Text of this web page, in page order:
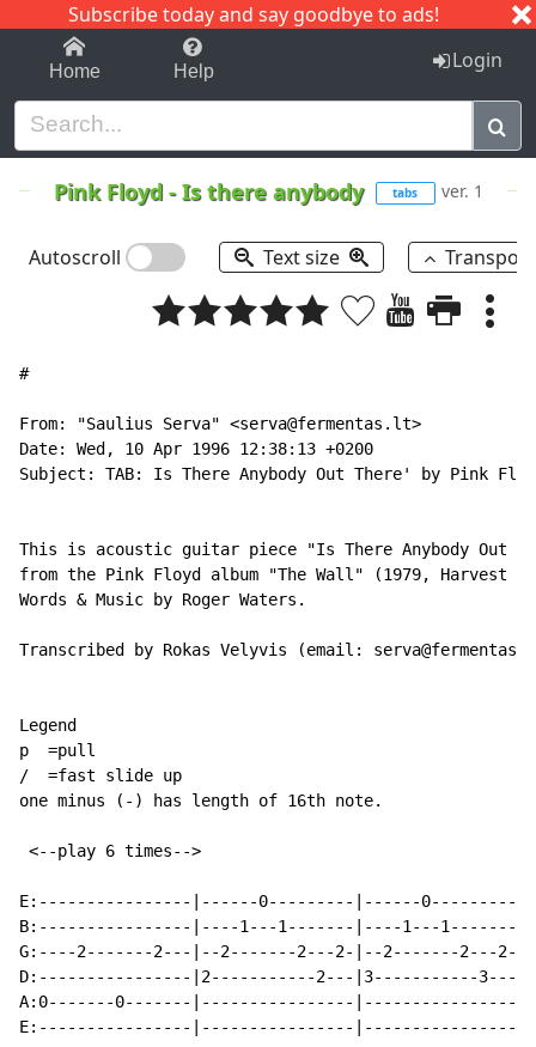
Subscribe today and say goodbye to ads!
1-9 C I J
Home Help Login
Pink Floyd-Is there anybody tabs ver. 1
Autoscroll Text size
#
From: "Saulius Serva" <serva@fermentas.lt>
Date: Wed, 10 Apr 1996 12:38:13 +0200
Subject: TAB: Is There Anybody Out There' by Pink
This is acoustic guitar piece "Is There Anybody Out
from the Pink Floyd album "The Wall" (1979, Harvest
Words & Music by Roger Waters.
Transcribed by Rokas Velyvis (email:
Legend
p  =pull
/  =fast slide up
one minus (-) has length of 16th note.
<--play 6 times-->
E:----------------|------0---------|------0---------
B:----------------|----1---1-------|----1---1-------
G:----2-------2---|--2-------2---2-|--2-------2---2-
D:----------------|2-----------2---|3-----------3---
A:0-------0-------|----------------|----------------
E:----------------|----------------|----------------